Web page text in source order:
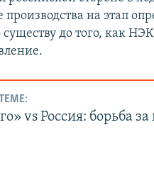
на этап
до того, как
vs Россия: борьба